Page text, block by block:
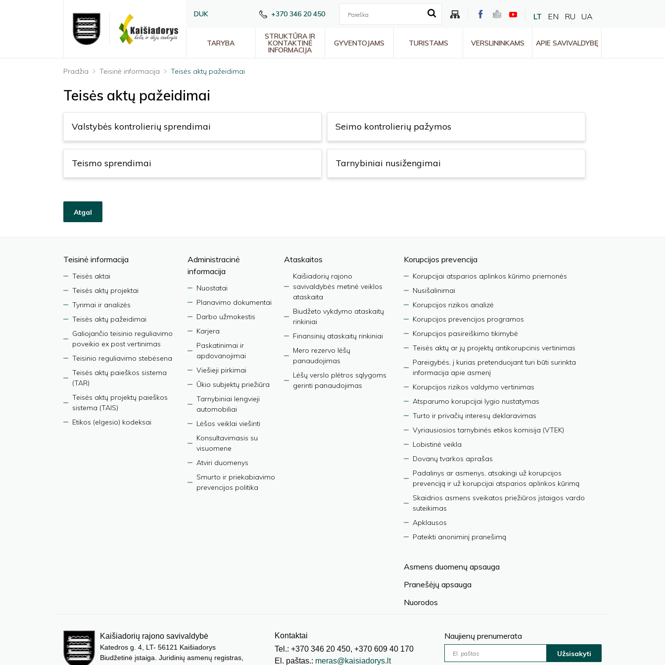
DUK +370 346 20 450 LT EN RU UA
TARYBA
STRUKTŪRA IR
KONTAKTINĖ
INFORMACIJA
GYVENTOJAMS TURISTAMS VERSLININKAMS APIE SAVIVALDYBĘ
Pradžia Teisinė informacija Teisės aktų pažeidimai
Teisės aktų pažeidimai
Valstybės kontrolierių sprendimai Seimo kontrolierių pažymos
Teismo sprendimai Tarnybiniai nusižengimai
Atgal
Teisinė informacija
Teisės aktai
Teisės aktų projektai
Tyrimai ir analizės
Teisės aktų pažeidimai
Galiojančio teisinio reguliavimo
poveikio ex post vertinimas
Teisinio reguliavimo stebėsena
Teisės aktų paieškos sistema
(TAR)
Teisės aktų projektų paieškos
sistema (TAIS)
Etikos (elgesio) kodeksai
Administracinė
informacija
Nuostatai
Planavimo dokumentai
Darbo užmokestis
Karjera
Paskatinimai ir
apdovanojimai
Viešieji pirkimai
Ūkio subjektų priežiūra
Tarnybiniai lengvieji
automobiliai
Lėšos veiklai viešinti
Konsultavimasis su
visuomene
Atviri duomenys
Smurto ir priekabiavimo
prevencijos politika
Ataskaitos
Kaišiadorių rajono
savivaldybės metinė veiklos
ataskaita
Biudžeto vykdymo ataskaitų
rinkiniai
Finansinių ataskaitų rinkiniai
Mero rezervo lėšų
panaudojimas
Lėšų verslo plėtros sąlygoms
gerinti panaudojimas
Korupcijos prevencija
Korupcijai atsparios aplinkos kūrimo priemonės
Nusišalinimai
Korupcijos rizikos analizė
Korupcijos prevencijos programos
Korupcijos pasireiškimo tikimybė
Teisės aktų ar jų projektų antikorupcinis vertinimas
Pareigybės, į kurias pretenduojant turi būti surinkta
informacija apie asmenį
Korupcijos rizikos valdymo vertinimas
Atsparumo korupcijai lygio nustatymas
Turto ir privačių interesų deklaravimas
Vyriausiosios tarnybinės etikos komisija (VTEK)
Lobistinė veikla
Dovanų tvarkos aprašas
Padalinys ar asmenys, atsakingi už korupcijos
prevenciją ir už korupcijai atsparios aplinkos kūrimą
Skaidrios asmens sveikatos priežiūros įstaigos vardo
suteikimas
Apklausos
Pateikti anoniminį pranešimą
Asmens duomenų apsauga
Pranešėjų apsauga
Nuorodos
Kaišiadorių rajono savivaldybė
Katedros g. 4, LT- 56121 Kaišiadorys
Biudžetinė įstaiga. Juridinių asmenų registras,
Kontaktai
Tel.: +370 346 20 450, +370 609 40 170
El. paštas.: meras@kaisiadorys.lt
Naujienų prenumerata
Užsisakyti